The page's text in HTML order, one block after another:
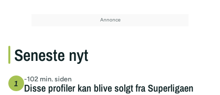
Seneste nyt
-102 min. siden
Disse profiler kan blive solgt fra Superligaen